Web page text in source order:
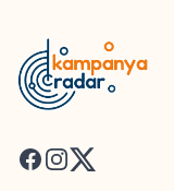
Facebook
Instagram
X